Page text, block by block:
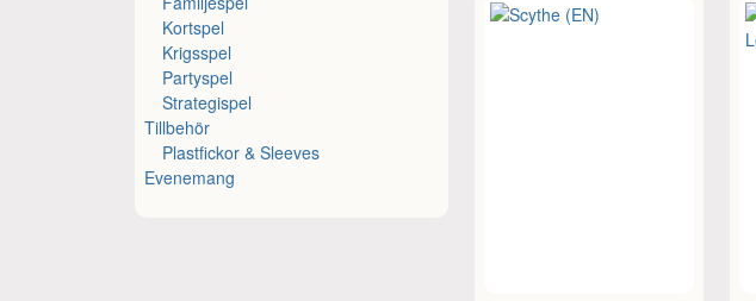
Kortspel
Krigsspel
Partyspel
Strategispel
Tillbehör
Plastfickor & Sleeves
Evenemang